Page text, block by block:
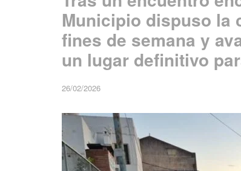
Municipio dispuso la
fines de semana y
un lugar definitivo
26/02/2026